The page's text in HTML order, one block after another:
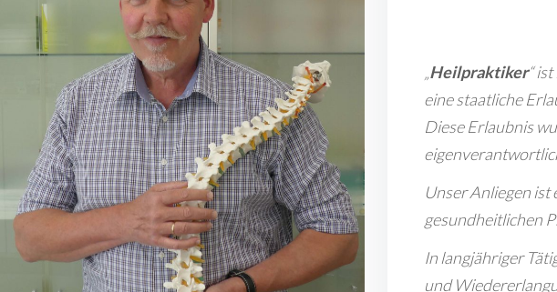
„Heilpraktiker“
eine staatliche
Diese Erlaubnis
Unser Anliegen
gesundheitlichen
In langjähriger
und